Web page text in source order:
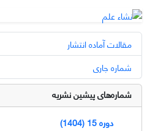
مقالات آماده انتشار
شماره جاری
شماره‌های پیشین نشریه
دوره 15 (1404)